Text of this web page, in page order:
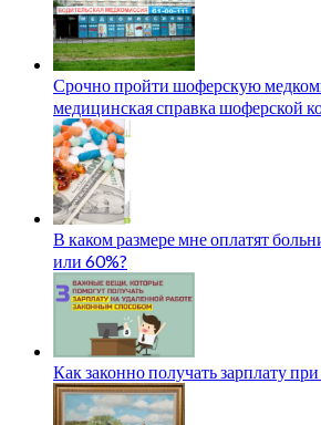
Срочно пройти шоферскую
медицинская справка шоферской
В каком размере мне оплатят
или 60%?
Как законно получать зарплату